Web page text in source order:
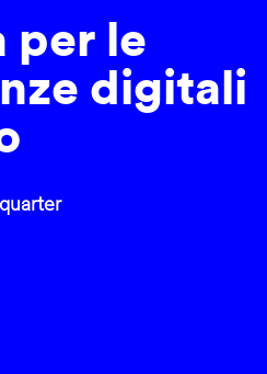
per le
digitali